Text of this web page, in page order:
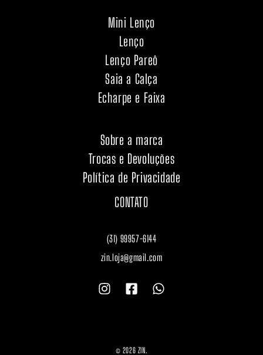
Mini Lenço
Lenço
Lenço Pareô
Saia a Calça
Echarpe e Faixa
Sobre a marca
Trocas e Devoluções
Política de Privacidade
CONTATO
(31) 99957-6144
zin.loja@gmail.com
© 2026 ZIN.